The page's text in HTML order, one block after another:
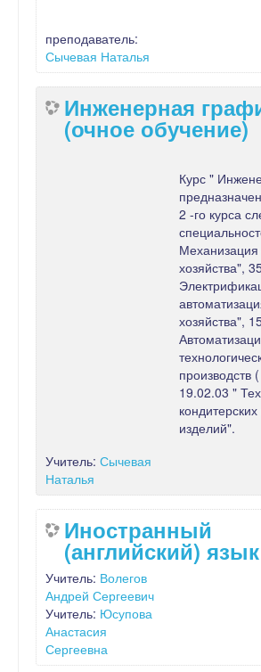
преподаватель:
Сычевая Наталья
Инженерная
(очное обучение)
Курс "
2 -го курса
Механизация
хозяйства",
хозяйства",
производств
19.02.03 "
изделий".
Учитель: Сычевая
Наталья
Иностранный
(английский)
Учитель: Волегов
Андрей Сергеевич
Учитель: Юсупова
Анастасия
Сергеевна